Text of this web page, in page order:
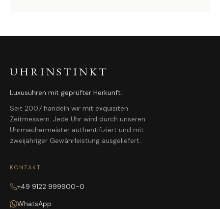
UHRINSTINKT
Luxusuhren mit geprüfter Herkunft.
Seit 2007 handeln wir mit exquisiten
Zeitmessern. Jede Uhr wird durch unseren
Uhrmachermeister authentifiziert und mit
zweijähriger Gewährleistung ausgeliefert.
KONTAKT
+49 9122 999900-0
WhatsApp